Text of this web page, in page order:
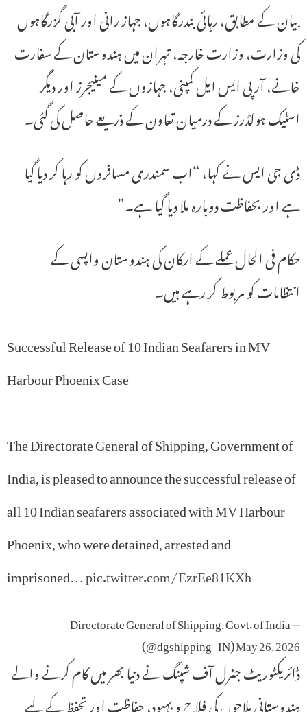
بیان کے مطابق، رہائی بندرگاہوں، جہاز رانی اور آبی گزرگاہوں
کی وزارت، وزارت خارجہ، تہران میں ہندوستان کے سفارت
خانے، آر پی ایس ایل کمپنی، جہازوں کے مینیجرز اور دیگر
اسٹیک ہولڈرز کے درمیان تعاون کے ذریعے حاصل کی گئی۔
ڈی جی ایس نے کہا، “اب سمندری مسافروں کو رہا کر دیا گیا
ہے اور بحفاظت دوبارہ ملا دیا گیا ہے۔”
حکام فی الحال عملے کے ارکان کی ہندوستان واپسی کے
انتظامات کو مربوط کر رہے ہیں۔
Successful Release of 10 Indian Seafarers in MV
Harbour Phoenix Case
The Directorate General of Shipping, Government of
India, is pleased to announce the successful release of
all 10 Indian seafarers associated with MV Harbour
Phoenix, who were detained, arrested and
imprisoned…pic.twitter.com/EzrEe81KXh
— Directorate General of Shipping, Govt. of India
(@dgshipping_IN)May 26, 2026
ڈائریکٹوریٹ جنرل آف شپنگ نے دنیا بھر میں کام کرنے والے
ہندوستانی ملاحوں کی فلاح و بہبود، حفاظت اور تحفظ کے لیے